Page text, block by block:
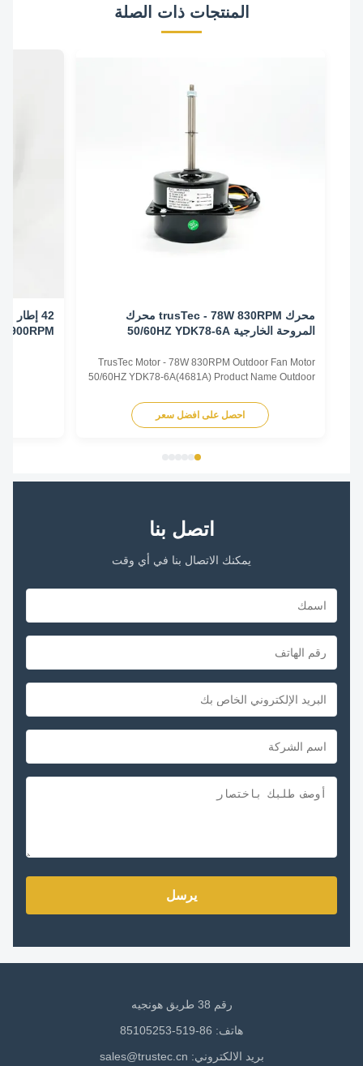
المنتجات ذات الصلة
محرك trusTec - 78W 830RPM محرك
المروحة الخارجية 50/60HZ YDK78-6A
TrusTec Motor - 78W 830RPM Outdoor Fan Motor
50/60HZ YDK78-6A(4681A) Product Name Outdoor
Output Power 78W Pole 6P AMPS 0.83A Speed
900RPM Capacitor 6μF/370V Insulation Class
احصل على افضل سعر
900RPM
اتصل بنا
يمكنك الاتصال بنا في أي وقت
يرسل
هاتف: 86-519-85105253
بريد الالكتروني: sales@trustec.cn